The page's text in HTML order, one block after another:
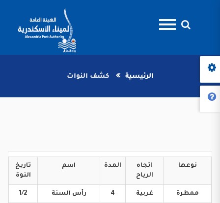
الرئيسية كشف النوات
نوعها
اتجاه
الرياح
المدة اسم
تاريخ
النوة
ممطرة غربية 4 رأس السنة 1/2